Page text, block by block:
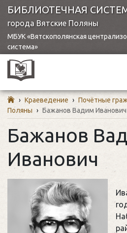
БИБЛИОТЕЧНАЯ
города Вятские Поляны
МБУК «Вятскополянская
система»
› Краеведение › Почётные
Поляны › Бажанов Вадим Иванович
Бажанов
Иванович